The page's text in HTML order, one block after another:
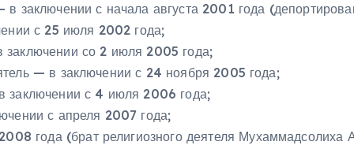
в заключении с начала августа 2001 года
с 25 июля 2002 года;
со 2 июля 2005 года;
— в заключении с 24 ноября 2005 года;
заключении с 4 июля 2006 года;
с апреля 2007 года;
года (брат религиозного деятеля Мухаммадсолиха